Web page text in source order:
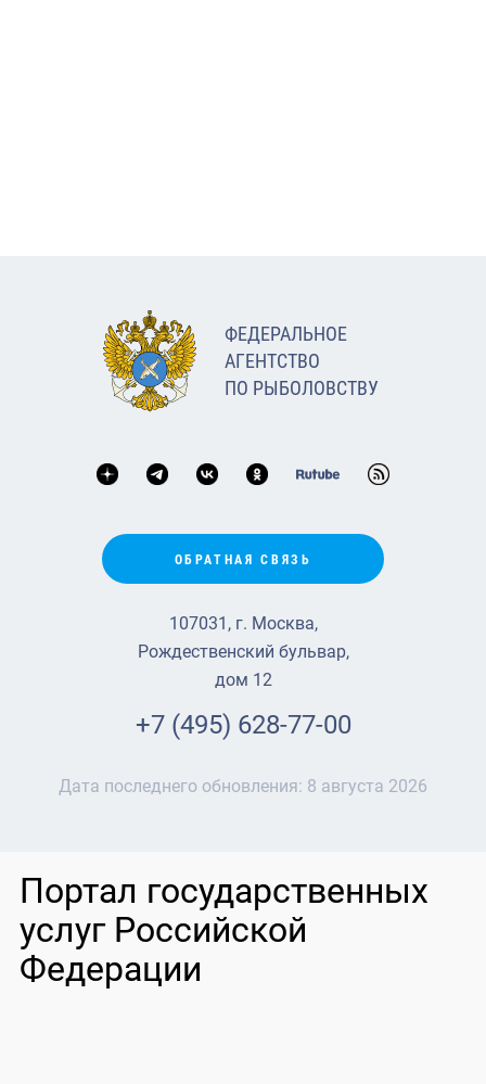
ФЕДЕРАЛЬНОЕ
АГЕНТСТВО
ПО РЫБОЛОВСТВУ
ОБРАТНАЯ СВЯЗЬ
107031, г. Москва,
Рождественский бульвар,
дом 12
+7 (495) 628-77-00
Дата последнего обновления: 8 августа 2026
Портал государственных
услуг Российской
Федерации